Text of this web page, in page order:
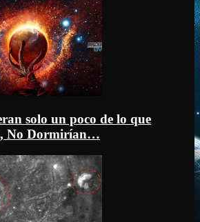
solo un poco de lo que
No Dormirían…